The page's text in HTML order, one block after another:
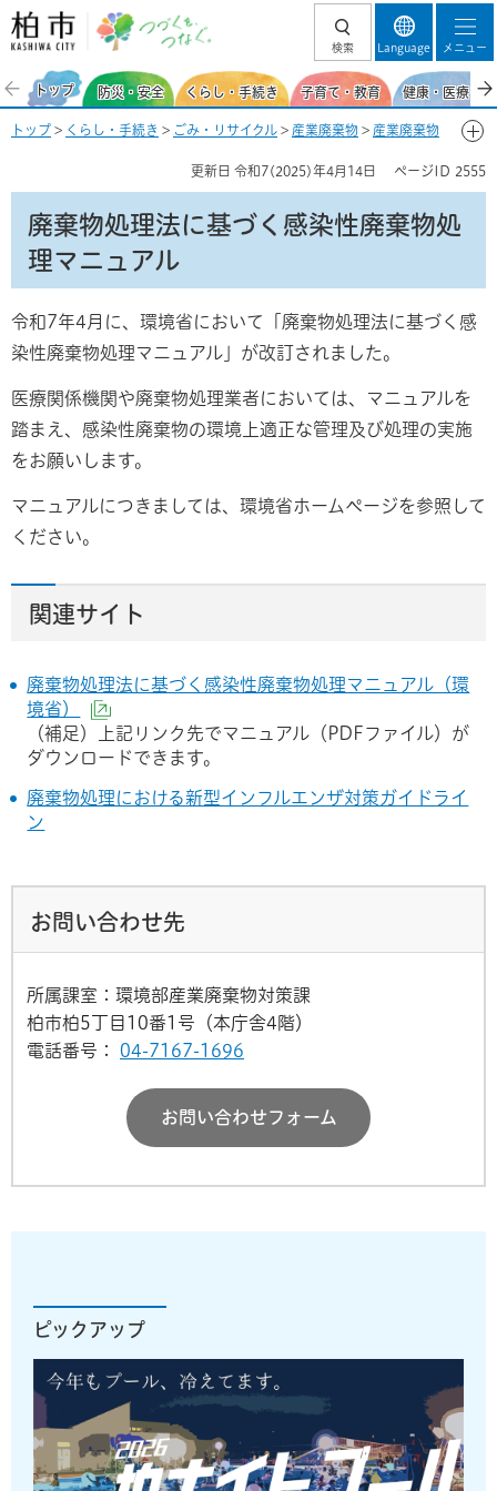
柏市 つづくを、
検索 Language メニュー
トップ 防災・安全 くらし・手続き 子育て・教育 健康・医療・
トップ > くらし・手続き > ごみ・リサイクル > 産業廃棄物 > 産業廃棄物
更新日 令和7(2025)年4月14日 ページID 2555
廃棄物処理法に基づく感染性廃棄物処
理マニュアル
令和7年4月に、環境省において「廃棄物処理法に基づく感
染性廃棄物処理マニュアル」が改訂されました。
医療関係機関や廃棄物処理業者においては、マニュアルを
踏まえ、感染性廃棄物の環境上適正な管理及び処理の実施
をお願いします。
マニュアルにつきましては、環境省ホームページを参照して
ください。
関連サイト
廃棄物処理法に基づく感染性廃棄物処理マニュアル（環
境省）
（補足）上記リンク先でマニュアル（PDFファイル）が
ダウンロードできます。
廃棄物処理における新型インフルエンザ対策ガイドライ
ン
お問い合わせ先
所属課室：環境部産業廃棄物対策課
柏市柏5丁目10番1号（本庁舎4階）
電話番号：
04-7167-1696
お問い合わせフォーム
ピックアップ